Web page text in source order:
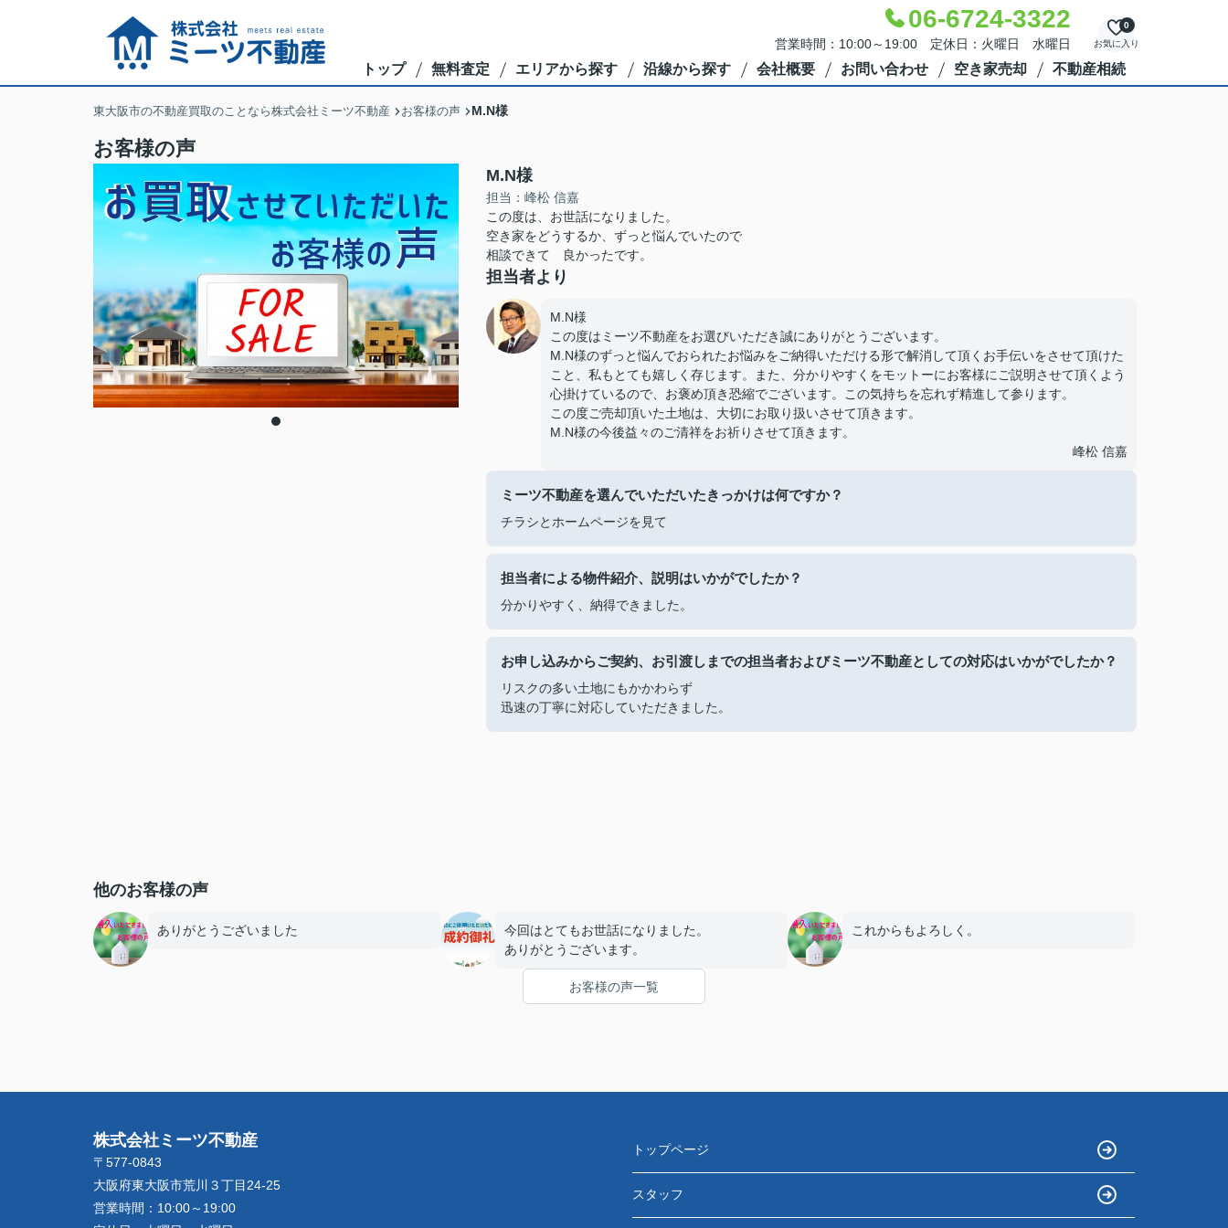
06-6724-3322
営業時間：10:00～19:00 定休日：火曜日 水曜日 お気に入り
0
トップ 無料査定 エリアから探す 沿線から探す 会社概要 お問い合わせ 空き家売却 不動産相続
東大阪市の不動産買取のことなら株式会社ミーツ不動産 お客様の声 M.N様
お客様の声
M.N様
担当：峰松 信嘉
この度は、お世話になりました。
空き家をどうするか、ずっと悩んでいたので
相談できて 良かったです。
担当者より
M.N様
この度はミーツ不動産をお選びいただき誠にありがとうございます。
M.N様のずっと悩んでおられたお悩みをご納得いただける形で解消して頂くお手伝いをさせて頂けた
こと、私もとても嬉しく存じます。また、分かりやすくをモットーにお客様にご説明させて頂くよう
心掛けているので、お褒め頂き恐縮でございます。この気持ちを忘れず精進して参ります。
この度ご売却頂いた土地は、大切にお取り扱いさせて頂きます。
M.N様の今後益々のご清祥をお祈りさせて頂きます。
峰松 信嘉
ミーツ不動産を選んでいただいたきっかけは何ですか？
チラシとホームページを見て
担当者による物件紹介、説明はいかがでしたか？
分かりやすく、納得できました。
お申し込みからご契約、お引渡しまでの担当者およびミーツ不動産としての対応はいかがでしたか？
リスクの多い土地にもかかわらず
迅速の丁寧に対応していただきました。
他のお客様の声
ありがとうございました
今回はとてもお世話になりました。
ありがとうございます。
これからもよろしく。
お客様の声一覧
株式会社ミーツ不動産
〒577-0843
大阪府東大阪市荒川３丁目24-25
営業時間： 10:00～19:00
トップページ
スタッフ